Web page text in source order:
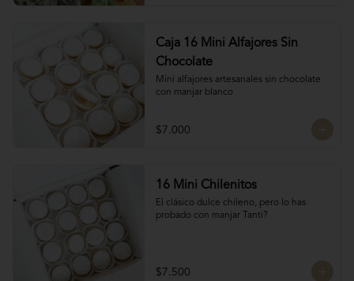
antojo dulce lleno de cariño.
Caja 16 Mini Alfajores Sin
Chocolate
Mini alfajores artesanales sin chocolate
con manjar blanco
$7.000
16 Mini Chilenitos
El clásico dulce chileno, pero lo has
probado con manjar Tanti?
$7.500